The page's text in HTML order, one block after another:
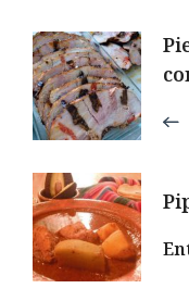
de
entradas